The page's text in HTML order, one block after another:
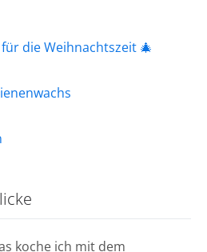
die Weihnachtszeit 🎄
koche ich mit dem